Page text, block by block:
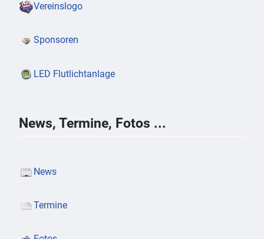
Vereinslogo
Sponsoren
LED Flutlichtanlage
News, Termine, Fotos ...
News
Termine